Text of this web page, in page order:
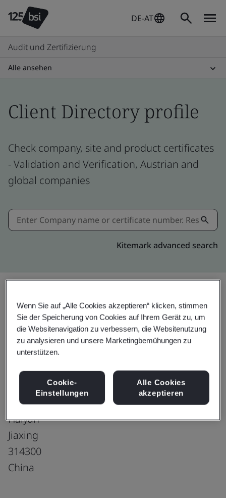
DE-AT
Audit und Zertifizierung
Alle ansehen
Client Directory profile
Check company, site and product certificates
- Validation and Verification, Austrian and
global companies
Kitemark advanced search
Teilen: Upgrade
Sundram Fasteners (Zhejiang) Limited
Wanghai District Branch
No. 1801, Donghai Road
Wanghai District
Haiyan
Jiaxing
314300
China
Wenn Sie auf „Alle Cookies akzeptieren“ klicken, stimmen
Sie der Speicherung von Cookies auf Ihrem Gerät zu, um
die Websitenavigation zu verbessern, die Websitenutzung
zu analysieren und unsere Marketingbemühungen zu
unterstützen.
Cookie-
Einstellungen
Alle Cookies
akzeptieren